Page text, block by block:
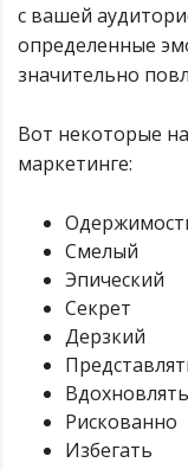
с вашей
определенные
значительно
Вот некоторые
маркетинге:
Смелый
Эпический
Секрет
Дерзкий
Вдохновлять
Рискованно
Избегать